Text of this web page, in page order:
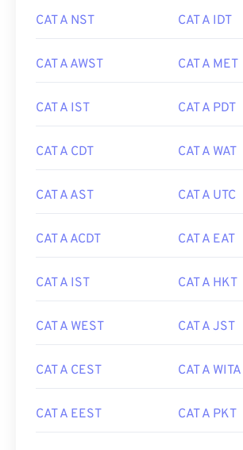
CAT A NST CAT A IDT
CAT A AWST CAT A MET
CAT A IST CAT A PDT
CAT A CDT CAT A WAT
CAT A AST CAT A UTC
CAT A ACDT CAT A EAT
CAT A IST CAT A HKT
CAT A WEST CAT A JST
CAT A CEST CAT A WITA
CAT A EEST CAT A PKT